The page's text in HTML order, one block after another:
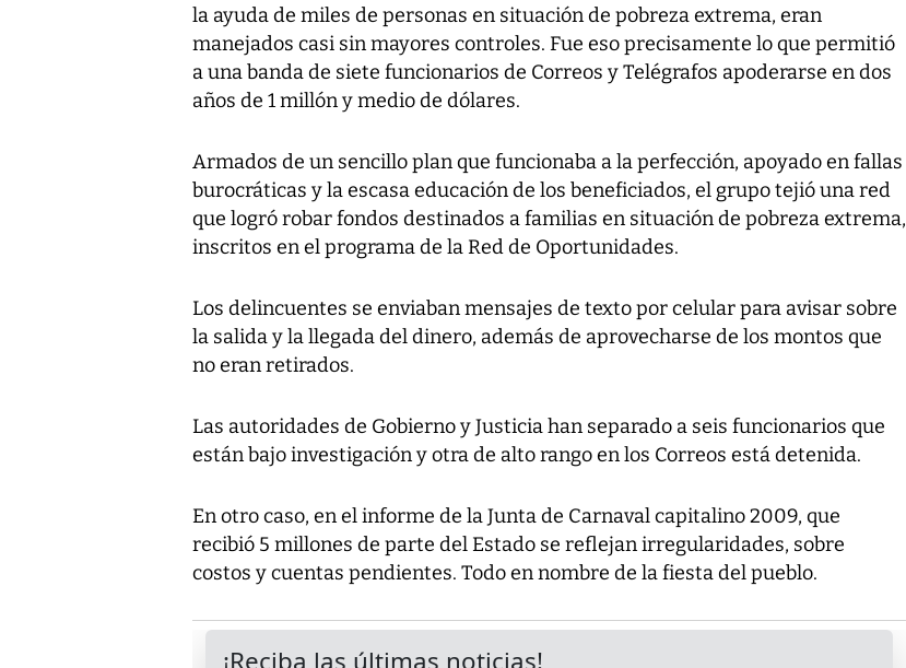
la ayuda de miles de personas en situación de pobreza extrema, eran
manejados casi sin mayores controles. Fue eso precisamente lo que permitió
a una banda de siete funcionarios de Correos y Telégrafos apoderarse en dos
años de 1 millón y medio de dólares.
Armados de un sencillo plan que funcionaba a la perfección, apoyado en fallas
burocráticas y la escasa educación de los beneficiados, el grupo tejió una red
que logró robar fondos destinados a familias en situación de pobreza extrema,
inscritos en el programa de la Red de Oportunidades.
Los delincuentes se enviaban mensajes de texto por celular para avisar sobre
la salida y la llegada del dinero, además de aprovecharse de los montos que
no eran retirados.
Las autoridades de Gobierno y Justicia han separado a seis funcionarios que
están bajo investigación y otra de alto rango en los Correos está detenida.
En otro caso, en el informe de la Junta de Carnaval capitalino 2009, que
recibió 5 millones de parte del Estado se reflejan irregularidades, sobre
costos y cuentas pendientes. Todo en nombre de la fiesta del pueblo.